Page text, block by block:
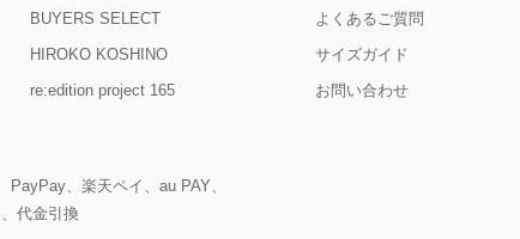
BUYERS SELECT
HIROKO KOSHINO
re:edition project 165
、楽天ペイ、au PAY、
代金引換
よくあるご質問
サイズガイド
お問い合わせ